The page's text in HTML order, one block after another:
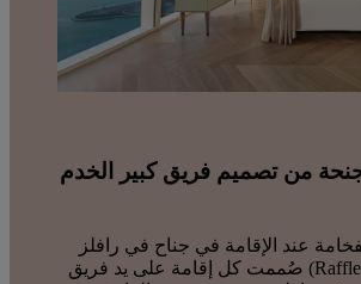
من تصميم فريق كبير الخدم
عند الإقامة في جناح في رافلز
الدوحة (Raffles Doha) صُممت كل إقامة على يد فريق